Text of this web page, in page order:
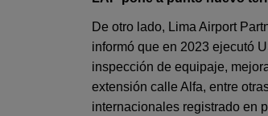
De otro lado, Lima Airport
informó que en 2023 ejecutó
inspección de equipaje,
extensión calle Alfa, entre
internacionales registrado en